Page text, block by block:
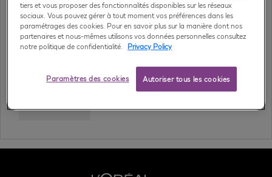
Mot de passe
SSO login
tiers et vous proposer des fonctionnalités disponibles sur les réseaux
sociaux. Vous pouvez gérer à tout moment vos préférences dans les
paramétrages des cookies. Pour en savoir plus sur la manière dont nos
partenaires et nous-mêmes utilisons vos données personnelles consultez
notre politique de confidentialité.
Privacy Policy
Autoriser tous les cookies
Paramètres des cookies